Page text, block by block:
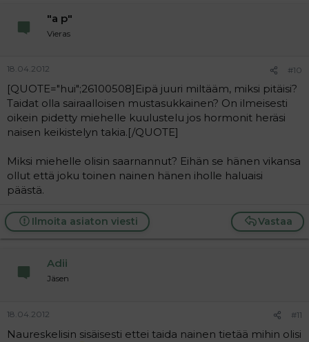
"a p"
Vieras
18.04.2012 #10
[QUOTE="hui";26100508]Eipä juuri miltääm, miksi pitäisi?
Taidat olla sairaalloisen mustasukkainen? On ilmeisesti
oikein pidetty miehelle kuulustelu jos hormonit heräsi
naisen keikistelyn takia.[/QUOTE]
Miksi miehelle olisin saarnannut? Eihän se hänen vikansa
ollut että joku toinen nainen hänen iholle haluaisi
päästä.
Vastaa
Ilmoita asiaton viesti
Adii
Jäsen
18.04.2012 #11
Naureskelisin sisäisesti ettei taida nainen tietää mihin olisi